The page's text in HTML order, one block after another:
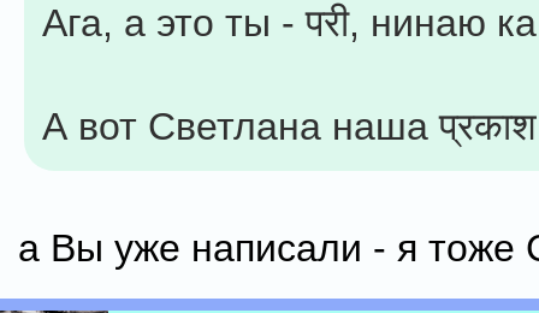
Ага, а это ты - परी, нинаю
А вот Светлана наша
а Вы уже написали - я тоже